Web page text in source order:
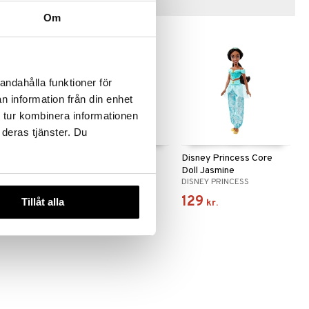
Om
funktioner för
information från din enhet
kombinera informationen
tjänster. Du
Tillåt alla
Tips til dig
Doll Belle
119
Disney Princess Core
Doll Jasmine
DISNEY PRINCESS
129 kr.